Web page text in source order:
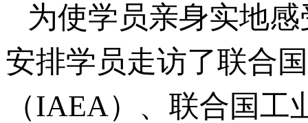
为使学员亲身实地
安排学员走访了联合
（IAEA）、联合国